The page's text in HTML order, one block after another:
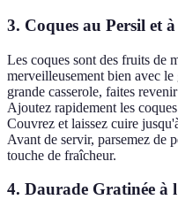
3. Coques au Persil et
Les coques sont des fruits de
merveilleusement bien avec
grande casserole, faites
Ajoutez rapidement les
Couvrez et laissez cuire
Avant de servir, parsemez de
touche de fraîcheur.
4. Daurade Gratinée à